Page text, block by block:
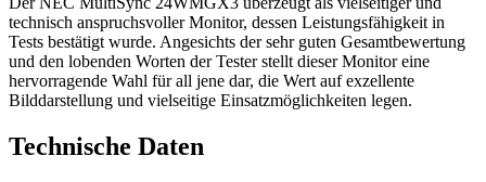
technisch anspruchsvoller Monitor, dessen Leistungsfähigkeit in
Tests bestätigt wurde. Angesichts der sehr guten Gesamtbewertung
und den lobenden Worten der Tester stellt dieser Monitor eine
hervorragende Wahl für all jene dar, die Wert auf exzellente
Bilddarstellung und vielseitige Einsatzmöglichkeiten legen.
Technische Daten